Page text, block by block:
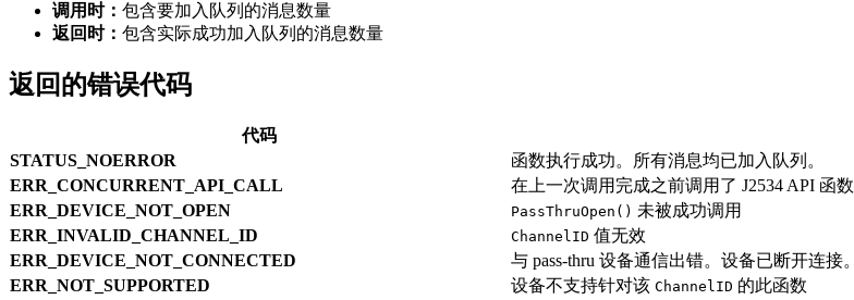
调用时： 包含要加入队列的消息数量
返回时： 包含实际成功加入队列的消息数量
返回的错误代码
代码
STATUS_NOERROR
函数执行成功。所有消息均已加入队列。
ERR_CONCURRENT_API_CALL
在上一次调用完成之前调用了 J2534 API 函数
ERR_DEVICE_NOT_OPEN
PassThruOpen() 未被成功调用
ERR_INVALID_CHANNEL_ID
ChannelID 值无效
ERR_DEVICE_NOT_CONNECTED
与 pass-thru 设备通信出错。设备已断开连接。
ERR_NOT_SUPPORTED
设备不支持针对该 ChannelID 的此函数